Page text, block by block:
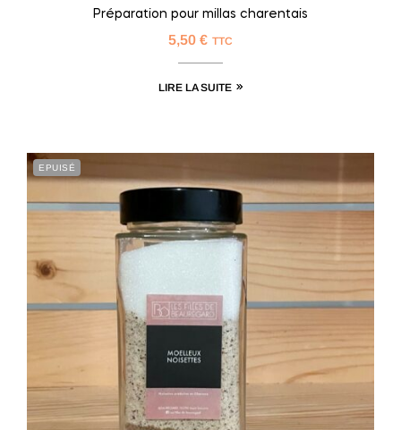
Préparation pour millas charentais
5,50 € TTC
LIRE LA SUITE
EPUISÉ